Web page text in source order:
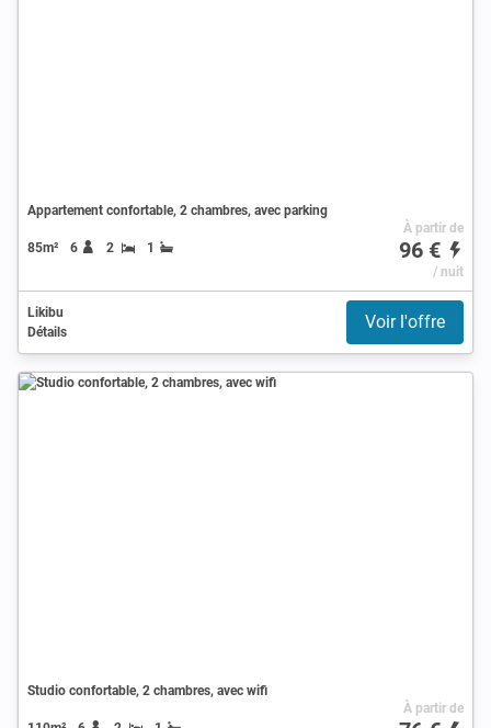
Appartement confortable, 2 chambres, avec parking
85m² 6 2 1
À partir de
96 €
/ nuit
Likibu
Détails
Voir l'offre
Studio confortable, 2 chambres, avec wifi
À partir de